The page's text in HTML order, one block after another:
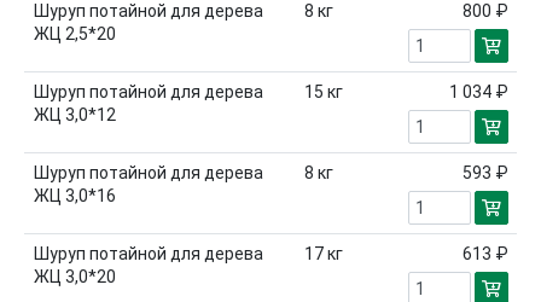
Шуруп потайной для дерева
ЖЦ 2,5*20
8 кг 800 ₽
Шуруп потайной для дерева
ЖЦ 3,0*12
15 кг 1 034 ₽
Шуруп потайной для дерева
ЖЦ 3,0*16
8 кг 593 ₽
Шуруп потайной для дерева
ЖЦ 3,0*20
17кг 613 ₽